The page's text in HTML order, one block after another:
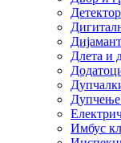
Длета и
Имбус